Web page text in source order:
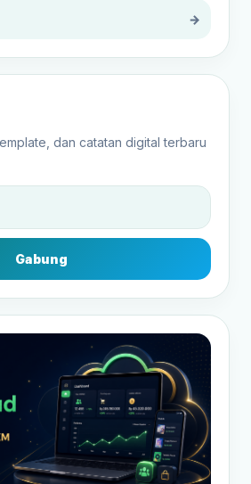
→
dan catatan digital terbaru
Gabung